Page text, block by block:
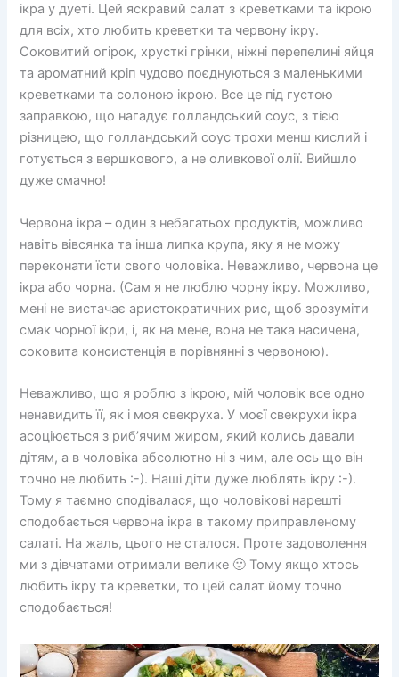
ікра у дуеті. Цей яскравий салат з креветками та ікрою
для всіх, хто любить креветки та червону ікру.
Соковитий огірок, хрусткі грінки, ніжні перепелині яйця
та ароматний кріп чудово поєднуються з маленькими
креветками та солоною ікрою. Все це під густою
заправкою, що нагадує голландський соус, з тією
різницею, що голландський соус трохи менш кислий і
готується з вершкового, а не оливкової олії. Вийшло
дуже смачно!
Червона ікра – один з небагатьох продуктів, можливо
навіть вівсянка та інша липка крупа, яку я не можу
переконати їсти свого чоловіка. Неважливо, червона це
ікра або чорна. (Сам я не люблю чорну ікру. Можливо,
мені не вистачає аристократичних рис, щоб зрозуміти
смак чорної ікри, і, як на мене, вона не така насичена,
соковита консистенція в порівнянні з червоною).
Неважливо, що я роблю з ікрою, мій чоловік все одно
ненавидить її, як і моя свекруха. У моєї свекрухи ікра
асоціюється з риб’ячим жиром, який колись давали
дітям, а в чоловіка абсолютно ні з чим, але ось що він
точно не любить :-). Наші діти дуже люблять ікру :-).
Тому я таємно сподівалася, що чоловікові нарешті
сподобається червона ікра в такому приправленому
салаті. На жаль, цього не сталося. Проте задоволення
ми з дівчатами отримали велике 🙂 Тому якщо хтось
любить ікру та креветки, то цей салат йому точно
сподобається!